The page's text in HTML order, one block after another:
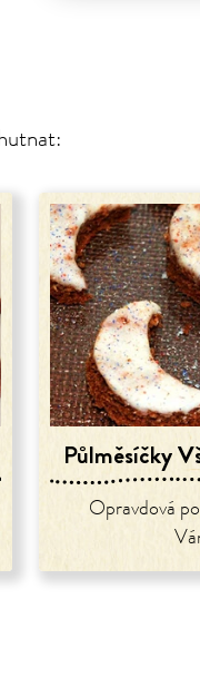
Půlměsíčky
Opravdová